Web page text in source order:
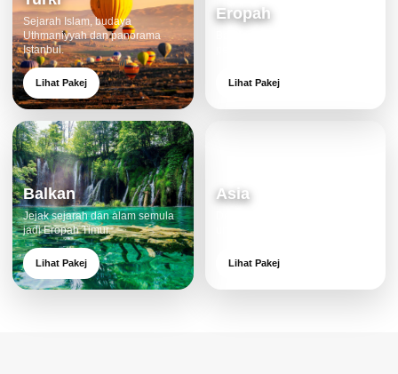
Sejarah Islam, budaya
Uthmaniyyah dan panorama
Istanbul.
Lihat Pakej
Eropah
Lihat Pakej
Balkan
Jejak sejarah dan alam semula
jadi Eropah Timur.
Lihat Pakej
Asia
Lihat Pakej